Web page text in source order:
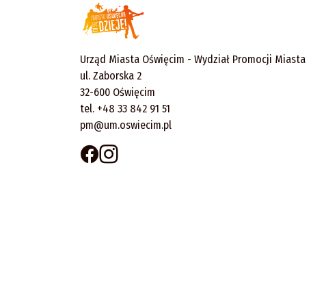
Urząd Miasta Oświęcim - Wydział Promocji Miasta
ul. Zaborska 2
32-600 Oświęcim
tel. +48 33 842 91 51
pm@um.oswiecim.pl